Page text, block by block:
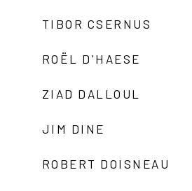
TIBOR CSERNUS
ROËL D'HAESE
ZIAD DALLOUL
JIM DINE
ROBERT DOISNEAU